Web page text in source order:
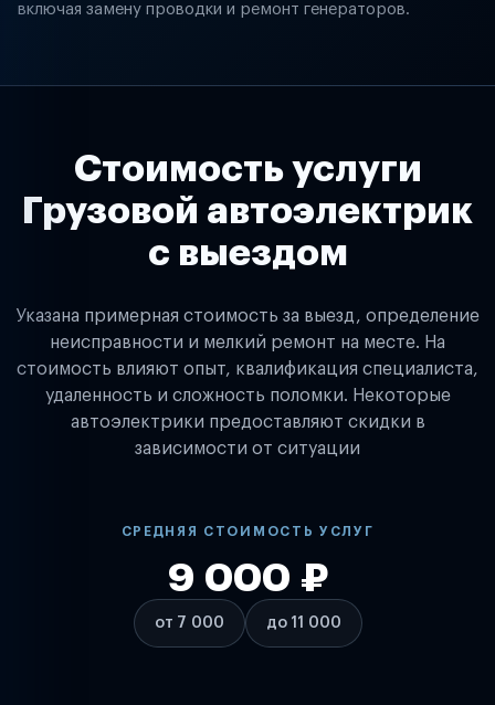
включая замену проводки и ремонт генераторов.
Стоимость услуги
Грузовой автоэлектрик
с выездом
Указана примерная стоимость за выезд, определение
неисправности и мелкий ремонт на месте. На
стоимость влияют опыт, квалификация специалиста,
удаленность и сложность поломки. Некоторые
автоэлектрики предоставляют скидки в
зависимости от ситуации
СРЕДНЯЯ СТОИМОСТЬ УСЛУГ
от 7 000
9 000 ₽
до 11 000